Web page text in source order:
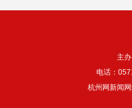
主
电话：
杭州网新闻